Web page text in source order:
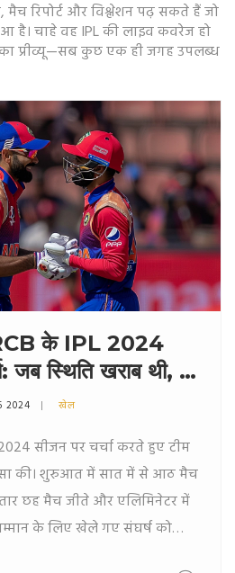
रिपोर्ट और विश्लेशन पढ़ सकते हैं जो
है। चाहे वह IPL की लाइव कवरेज हो
प्रीव्यू—सब कुछ एक ही जगह उपलब्ध
RCB के IPL 2024
जब स्थिति खराब थी, हम
के लिए खेलने लगे
2024 खेल
सीजन पर चर्चा करते हुए टीम
की। शुरुआत में सात में से आठ मैच
छह मैच जीते और एलिमिनेटर में
के लिए खेले गए संघर्ष को